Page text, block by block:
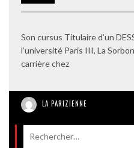
Son cursus Titulaire d’un
l’université Paris III, La
carrière chez
LA PARIZIENNE